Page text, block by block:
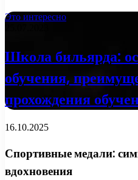
Это интересно
Школа бильярда:
обучения,
прохождения
16.10.2025
Спортивные медали:
вдохновения